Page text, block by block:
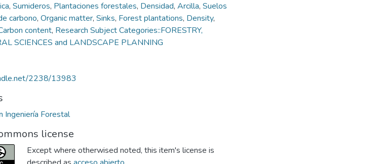
, Sumideros, Plantaciones forestales, Densidad, Arcilla, Suelos
carbono, Organic matter, Sinks, Forest plantations, Density,
content, Research Subject Categories::FORESTRY,
SCIENCES and LANDSCAPE PLANNING
2238/13983
Ingeniería Forestal
license
Except where otherwised noted, this item's license is